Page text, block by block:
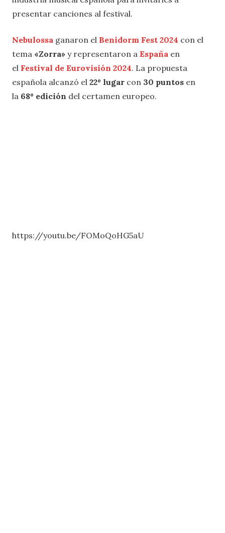
presentar canciones al festival.
Nebulossa ganaron el Benidorm Fest 2024 con el
tema «Zorra» y representaron a España en
el Festival de Eurovisión 2024. La propuesta
española alcanzó el 22º lugar con 30 puntos en
la 68º edición del certamen europeo.
https://youtu.be/FOMoQoHG5aU